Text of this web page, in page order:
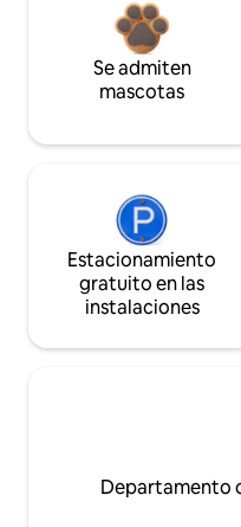
Se admiten
mascotas
Estacionamiento
gratuito en las
instalaciones
Departamento